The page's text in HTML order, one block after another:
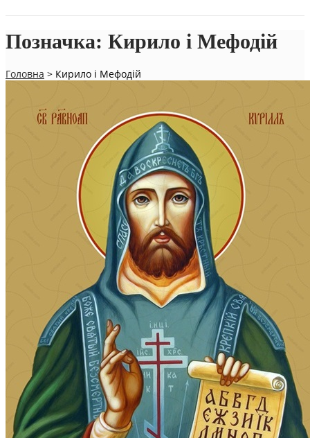
Позначка: Кирило і Мефодій
Головна > Кирило і Мефодій